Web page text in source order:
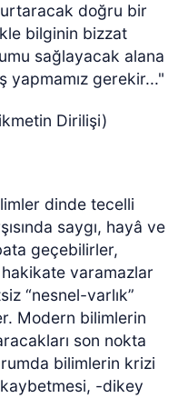
doğru bir
bilginin bizzat
sağlayacak alana
yapmamız gerekir..."
Dirilişi)
dinde tecelli
saygı, hayâ ve
geçebilirler,
varamazlar
“nesnel-varlık”
Modern bilimlerin
son nokta
bilimlerin krizi
kaybetmesi, -dikey